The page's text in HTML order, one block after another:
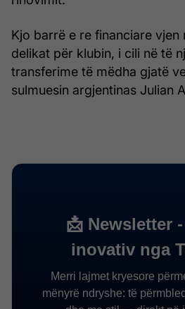
Kjo barrë e re financiare vjen
delikat për klubin, i cili në të
transferime të mëdha gjatë
sulmuesin argjentinas Julian